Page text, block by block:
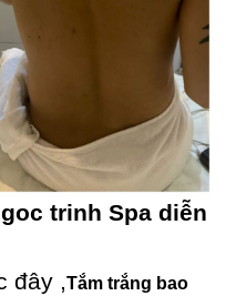
trinh Spa diễn
đây ,Tắm trắng bao